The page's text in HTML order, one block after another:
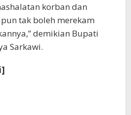
korban dan
tak boleh merekam
demikian Bupati
Sarkawi.